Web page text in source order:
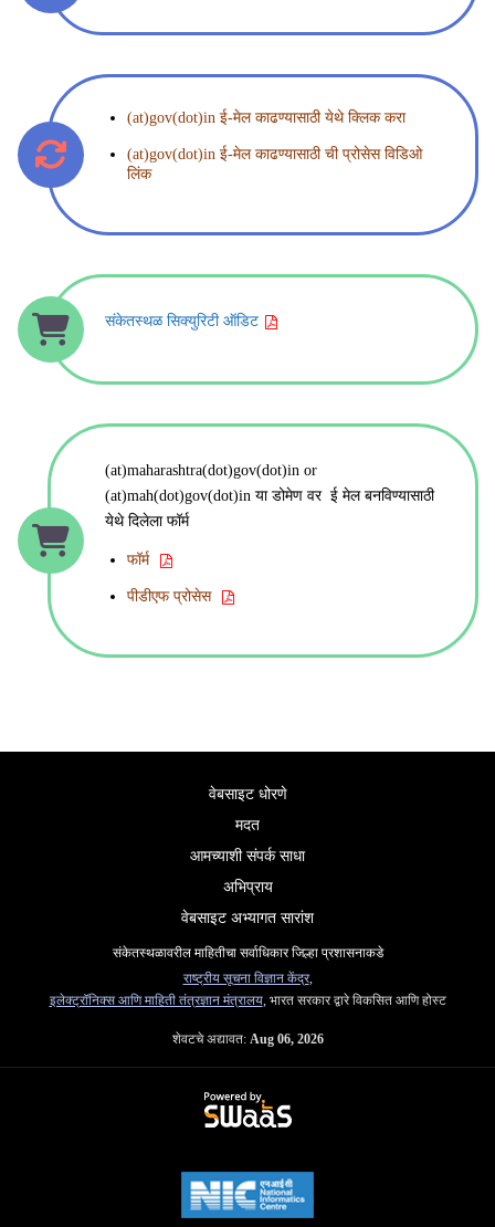
(at)gov(dot)in ई-मेल काढण्यासाठी येथे क्लिक करा
(at)gov(dot)in ई-मेल काढण्यासाठी ची प्रोसेस विडिओ
लिंक
संकेतस्थळ सिक्युरिटी ऑडिट
(at)maharashtra(dot)gov(dot)in or
(at)mah(dot)gov(dot)in या डोमेण वर ई मेल बनविण्यासाठी
येथे दिलेला फॉर्म
फॉर्म
पीडीएफ प्रोसेस
वेबसाइट धोरणे
मदत
आमच्याशी संपर्क साधा
अभिप्राय
वेबसाइट अभ्यागत सारांश
संकेतस्थळावरील माहितीचा सर्वाधिकार जिल्हा प्रशासनाकडे
राष्ट्रीय सूचना विज्ञान केंद्र,
इलेक्ट्रॉनिक्स आणि माहिती तंत्रज्ञान मंत्रालय, भारत सरकार द्वारे विकसित आणि होस्ट
शेवटचे अद्यावत: Aug 06, 2026